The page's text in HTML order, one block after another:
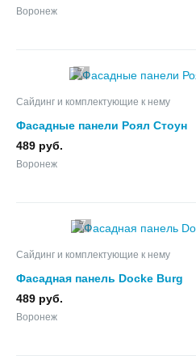
Воронеж
7
Сайдинг и комплектующие к нему
Фасадные панели Роял Стоун
489 руб.
Воронеж
7
Сайдинг и комплектующие к нему
Фасадная панель Docke Burg
489 руб.
Воронеж